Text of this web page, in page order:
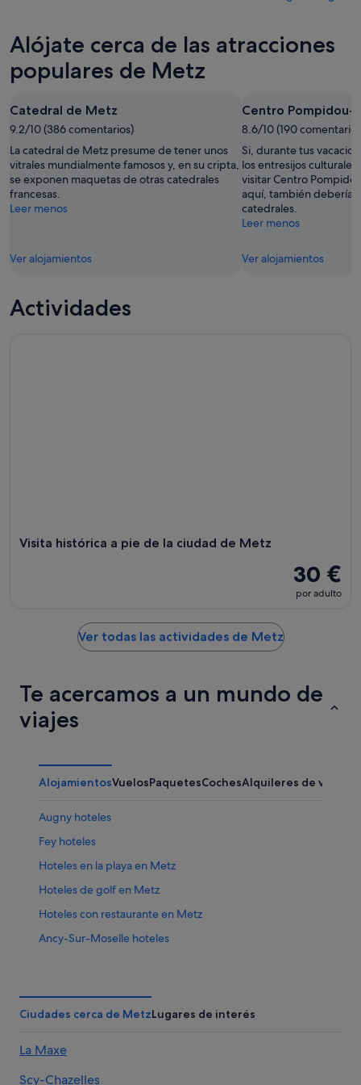
ago
7
por
noche,
ago
-
8
ago
para
fin
semana,
7
ago
-
9
ago
en
Metz
para
próximo
fin
de
semana,
14
ago
-
Alójate cerca de las atracciones
populares de Metz
Catedral de Metz
9.2/10 (386 comentarios)
La catedral de Metz presume de tener unos
vitrales mundialmente famosos y, en su cripta,
se exponen maquetas de otras catedrales
francesas.
Leer menos
Ver alojamientos
Centro Pompidou-
8.6/10 (190
Si, durante tus
los entresijos
visitar Centro
aquí, también deberías
catedrales.
Leer menos
Ver alojamientos
Actividades
Visita histórica a pie de la ciudad de Metz
30 €
por adulto
Ver todas las actividades de Metz
Te acercamos a un mundo de
viajes
AlojamientosVuelosPaquetesCochesAlquileres de
Augny hoteles
Fey hoteles
Hoteles en la playa en Metz
Hoteles de golf en Metz
Hoteles con restaurante en Metz
Ancy-Sur-Moselle hoteles
Saint-Privat-La-Montagne hoteles
Pange hoteles
Ciudades cerca de MetzLugares de interés
La Maxe
Scy-Chazelles